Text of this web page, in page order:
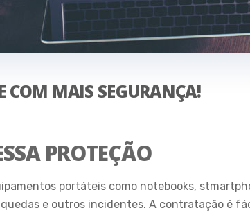
COM MAIS SEGURANÇA!
PROTEÇÃO
portáteis como notebooks,
e outros incidentes. A contratação é